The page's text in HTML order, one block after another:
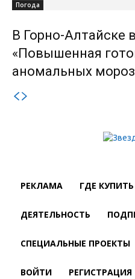
Погода
В Горно-Алтайске
«Повышенная
аномальных
РЕКЛАМА ГДЕ
ДЕЯТЕЛЬНОСТЬ
СПЕЦИАЛЬНЫЕ ПРОЕКТЫ
ВОЙТИ РЕГИСТРАЦИЯ